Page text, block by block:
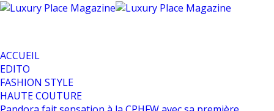
ACCUEIL
EDITO
FASHION STYLE
HAUTE COUTURE